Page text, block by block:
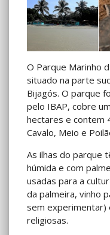
O Parque Marinho
situado na parte
Bijagós. O parque
pelo IBAP, cobre
hectares e contem
Cavalo, Meio e
As ilhas do parque
húmida e com
usadas para a
da palmeira, vinho
sem experimentar)
religiosas.